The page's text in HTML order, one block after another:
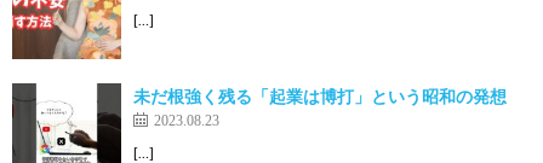
[…]
未だ根強く残る「起業は博打」という昭和の発想
2023.08.23
[…]